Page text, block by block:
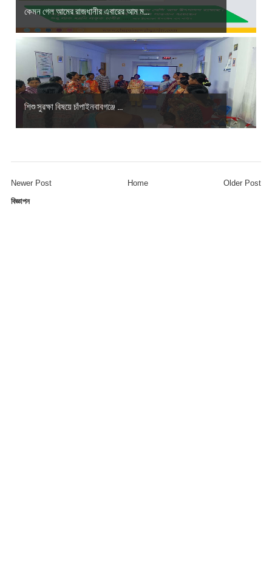
কেমন গেল আমের রাজধানীর এবারের আম ম...
শিশু সুরক্ষা বিষয়ে চাঁপাইনবাবগঞ্জে ...
Newer Post Older Post
Home
বিজ্ঞাপন